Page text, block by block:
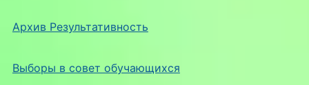
Архив Результативность
Выборы в совет обучающихся